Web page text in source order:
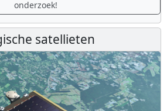
onderzoek!
satellieten